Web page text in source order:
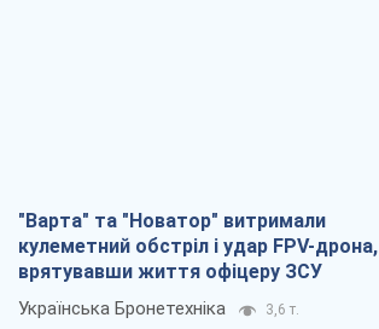
"Варта" та "Новатор" витримали
кулеметний обстріл і удар FPV-дрона,
врятувавши життя офіцеру ЗСУ
Українська Бронетехніка 3,6 т.